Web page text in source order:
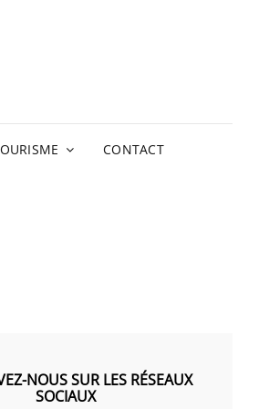
CONTACT
NOUS SUR LES RÉSEAUX
SOCIAUX